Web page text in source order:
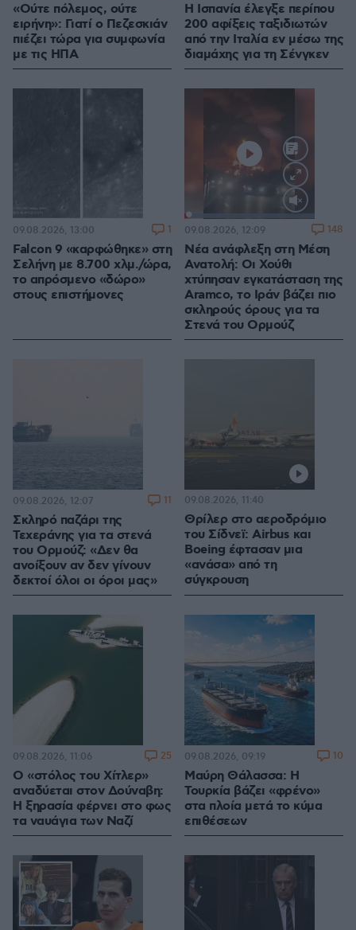
«Ούτε πόλεμος, ούτε
ειρήνη»: Γιατί ο Πεζεσκιάν
πιέζει τώρα για συμφωνία
με τις ΗΠΑ
Η Ισπανία έλεγξε περίπου
200 αφίξεις ταξιδιωτών
από την Ιταλία εν μέσω της
διαμάχης για τη Σένγκεν
Falcon 9 «καρφώθηκε» στη
Σελήνη με 8.700 χλμ./ώρα,
το απρόσμενο «δώρο»
στους επιστήμονες
09.08.2026, 13:00 1
Loaded
100.00%
Νέα ανάφλεξη στη Μέση
Ανατολή: Οι Χούθι
χτύπησαν εγκατάσταση της
Aramco, το Ιράν βάζει πιο
σκληρούς όρους για τα
Στενά του Ορμούζ
09.08.2026, 12:09 148
Σκληρό παζάρι της
Τεχεράνης για τα στενά
του Ορμούζ: «Δεν θα
ανοίξουν αν δεν γίνουν
δεκτοί όλοι οι όροι μας»
09.08.2026, 12:07 11
Θρίλερ στο αεροδρόμιο
του Σίδνεϊ: Airbus και
Boeing έφτασαν μια
«ανάσα» από τη
σύγκρουση
09.08.2026, 11:40
Ο «στόλος του Χίτλερ»
αναδύεται στον Δούναβη:
Η ξηρασία φέρνει στο φως
τα ναυάγια των Ναζί
09.08.2026, 11:06 25
Μαύρη Θάλασσα: Η
Τουρκία βάζει «φρένο»
στα πλοία μετά το κύμα
επιθέσεων
09.08.2026, 09:19 10